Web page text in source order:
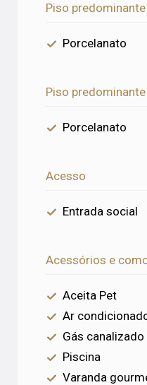
Piso
Porcelanato
Piso
Porcelanato
Acesso
Entrada social
Acessórios e
Aceita Pet
Ar
Gás
Piscina
Varanda